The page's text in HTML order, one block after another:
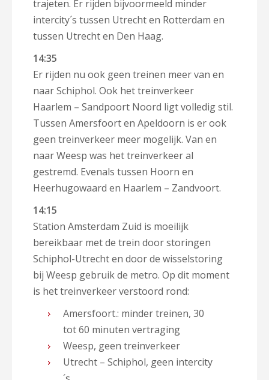
trajeten. Er rijden bijvoormeeld minder
intercity´s tussen Utrecht en Rotterdam en
tussen Utrecht en Den Haag.
14:35
Er rijden nu ook geen treinen meer van en
naar Schiphol. Ook het treinverkeer
Haarlem – Sandpoort Noord ligt volledig stil.
Tussen Amersfoort en Apeldoorn is er ook
geen treinverkeer meer mogelijk. Van en
naar Weesp was het treinverkeer al
gestremd. Evenals tussen Hoorn en
Heerhugowaard en Haarlem – Zandvoort.
14:15
Station Amsterdam Zuid is moeilijk
bereikbaar met de trein door storingen
Schiphol-Utrecht en door de wisselstoring
bij Weesp gebruik de metro. Op dit moment
is het treinverkeer verstoord rond:
Amersfoort.: minder treinen, 30
tot 60 minuten vertraging
Weesp, geen treinverkeer
Utrecht – Schiphol, geen intercity